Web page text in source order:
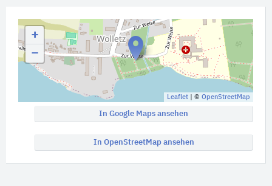
+
−
Leaflet | © OpenStreetMap
In Google Maps ansehen
In OpenStreetMap ansehen